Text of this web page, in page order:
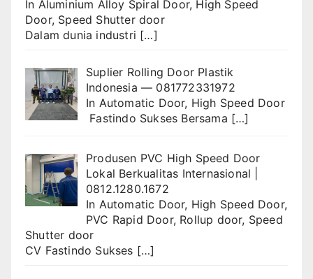
In Aluminium Alloy Spiral Door, High Speed
Door, Speed Shutter door
Dalam dunia industri […]
Suplier Rolling Door Plastik
Indonesia — 081772331972
In Automatic Door, High Speed Door
Fastindo Sukses Bersama […]
Produsen PVC High Speed Door
Lokal Berkualitas Internasional |
0812.1280.1672
In Automatic Door, High Speed Door,
PVC Rapid Door, Rollup door, Speed
Shutter door
CV Fastindo Sukses […]